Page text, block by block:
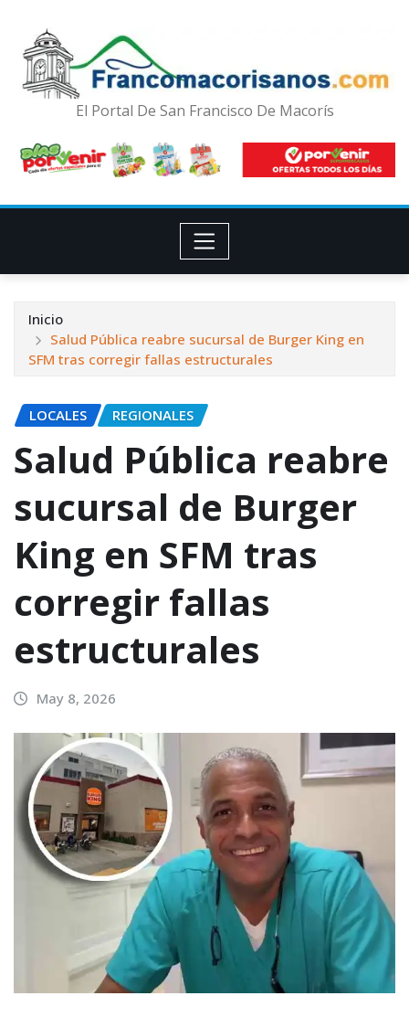
El Portal De San Francisco De Macorís
Inicio
Salud Pública reabre sucursal de Burger King en
SFM tras corregir fallas estructurales
LOCALES REGIONALES
Salud Pública reabre
sucursal de Burger
King en SFM tras
corregir fallas
estructurales
May 8, 2026